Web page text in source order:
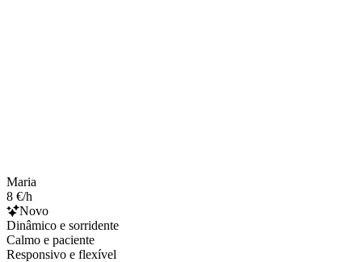
Maria
8 €/h
Novo
Dinâmico e sorridente
Calmo e paciente
Responsivo e flexível